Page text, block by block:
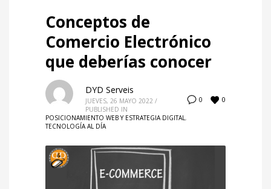
Conceptos de
Comercio Electrónico
que deberías conocer
0 0
DYD Serveis
JUEVES, 26 MAYO 2022 /
PUBLISHED IN
POSICIONAMIENTO WEB Y ESTRATEGIA DIGITAL,
TECNOLOGÍA AL DÍA